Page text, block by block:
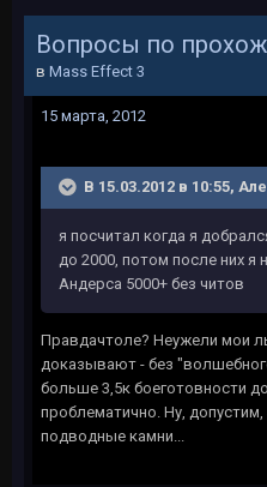
Вопросы по
в Mass Effect 3
15 марта, 2012
В 15.03.2012 в 10:55,
я посчитал когда я
до 2000, потом после них я
Андерса 5000+ без читов
Правдачтоле? Неужели мои
доказывают - без
больше 3,5к боеготовности
проблематично. Ну, допустим,
подводные камни...